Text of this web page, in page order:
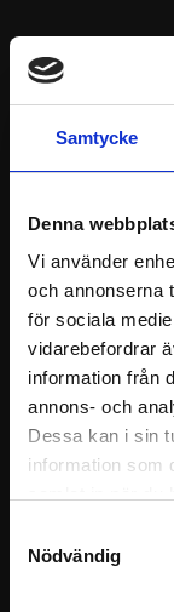
Samtycke
Denna
Vi använder
och annonserna
för sociala
vidarebefordrar
information från
annons- och
Dessa kan i sin
information som
Nödvändig